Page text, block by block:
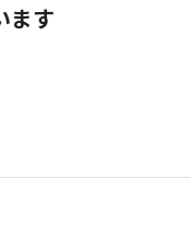
ます